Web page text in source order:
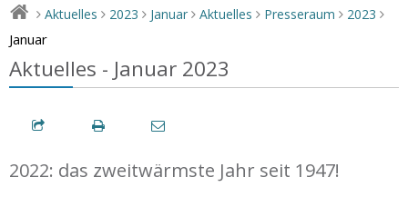
> Aktuelles > 2023 > Januar > Aktuelles > Presseraum > 2023 >
Januar
Aktuelles - Januar 2023
2022: das zweitwärmste Jahr seit 1947!